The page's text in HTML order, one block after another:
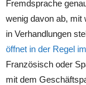
Fremdsprache
wenig davon ab, mit
in Verhandlungen
öffnet in der Regel
Französisch oder
mit dem